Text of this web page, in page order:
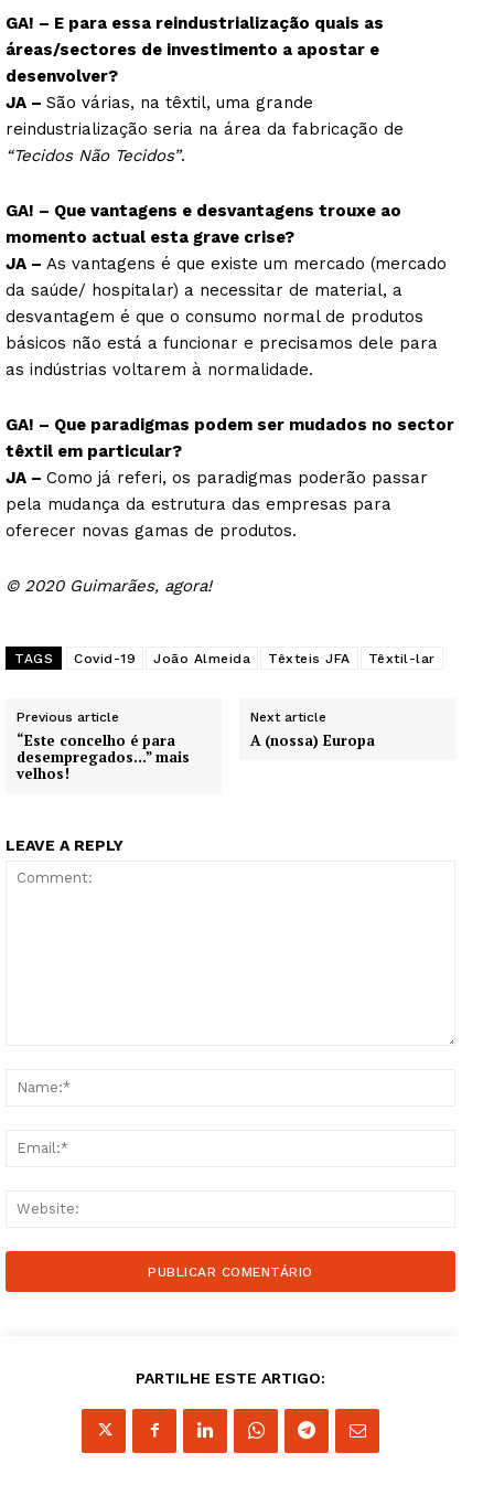
GA! – E para essa reindustrialização quais as
áreas/sectores de investimento a apostar e
desenvolver?
JA – São várias, na têxtil, uma grande
reindustrialização seria na área da fabricação de
“Tecidos Não Tecidos”.
GA! – Que vantagens e desvantagens trouxe ao
momento actual esta grave crise?
JA – As vantagens é que existe um mercado (mercado
da saúde/ hospitalar) a necessitar de material, a
desvantagem é que o consumo normal de produtos
básicos não está a funcionar e precisamos dele para
as indústrias voltarem à normalidade.
GA! – Que paradigmas podem ser mudados no sector
têxtil em particular?
JA – Como já referi, os paradigmas poderão passar
pela mudança da estrutura das empresas para
oferecer novas gamas de produtos.
© 2020 Guimarães, agora!
TAGS Covid-19 João Almeida Têxteis JFA Têxtil-lar
Previous article
“Este concelho é para
desempregados…” mais
velhos!
Next article
A (nossa) Europa
LEAVE A REPLY
PARTILHE ESTE ARTIGO: